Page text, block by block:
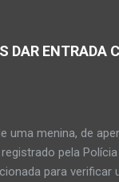
DAR ENTRADA
uma menina, de
pela
para